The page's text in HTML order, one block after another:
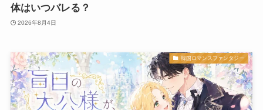
体はいつバレる？
2026年8月4日
韓国ロマンスファンタジー